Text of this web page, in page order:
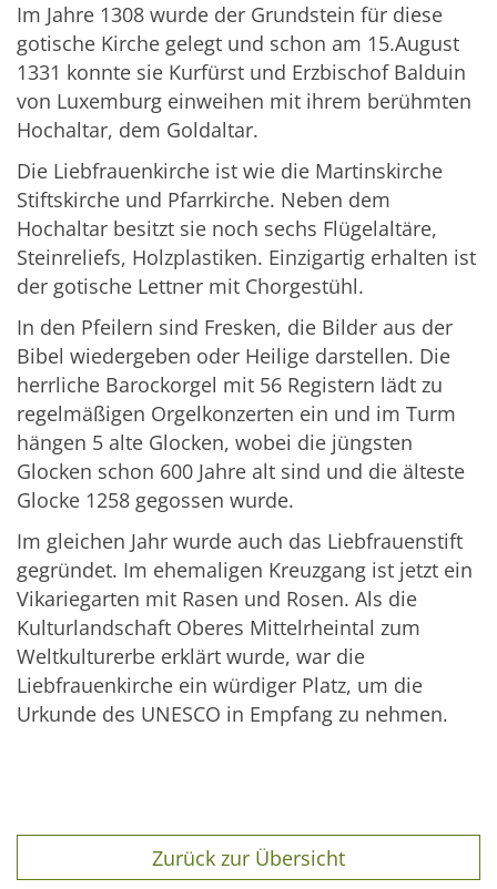
Im Jahre 1308 wurde der Grundstein für diese
gotische Kirche gelegt und schon am 15.August
1331 konnte sie Kurfürst und Erzbischof Balduin
von Luxemburg einweihen mit ihrem berühmten
Hochaltar, dem Goldaltar.
Die Liebfrauenkirche ist wie die Martinskirche
Stiftskirche und Pfarrkirche. Neben dem
Hochaltar besitzt sie noch sechs Flügelaltäre,
Steinreliefs, Holzplastiken. Einzigartig erhalten ist
der gotische Lettner mit Chorgestühl.
In den Pfeilern sind Fresken, die Bilder aus der
Bibel wiedergeben oder Heilige darstellen. Die
herrliche Barockorgel mit 56 Registern lädt zu
regelmäßigen Orgelkonzerten ein und im Turm
hängen 5 alte Glocken, wobei die jüngsten
Glocken schon 600 Jahre alt sind und die älteste
Glocke 1258 gegossen wurde.
Im gleichen Jahr wurde auch das Liebfrauenstift
gegründet. Im ehemaligen Kreuzgang ist jetzt ein
Vikariegarten mit Rasen und Rosen. Als die
Kulturlandschaft Oberes Mittelrheintal zum
Weltkulturerbe erklärt wurde, war die
Liebfrauenkirche ein würdiger Platz, um die
Urkunde des UNESCO in Empfang zu nehmen.
Zurück zur Übersicht